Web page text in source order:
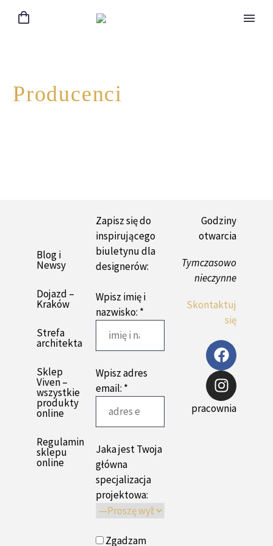
Producenci
Blog i
Newsy
Dojazd –
Kraków
Strefa
architekta
Sklep
Viven –
wszystkie
produkty
online
Regulamin
sklepu
online
Zapisz się do
inspirującego
biuletynu dla
designerów:
Wpisz imię i
nazwisko: *
Wpisz adres
email: *
Jaka jest Twoja
główna
specjalizacja
projektowa:
Zgadzam
Godziny
otwarcia
Tymczasowo
nieczynne
Skontaktuj
się
pracownia